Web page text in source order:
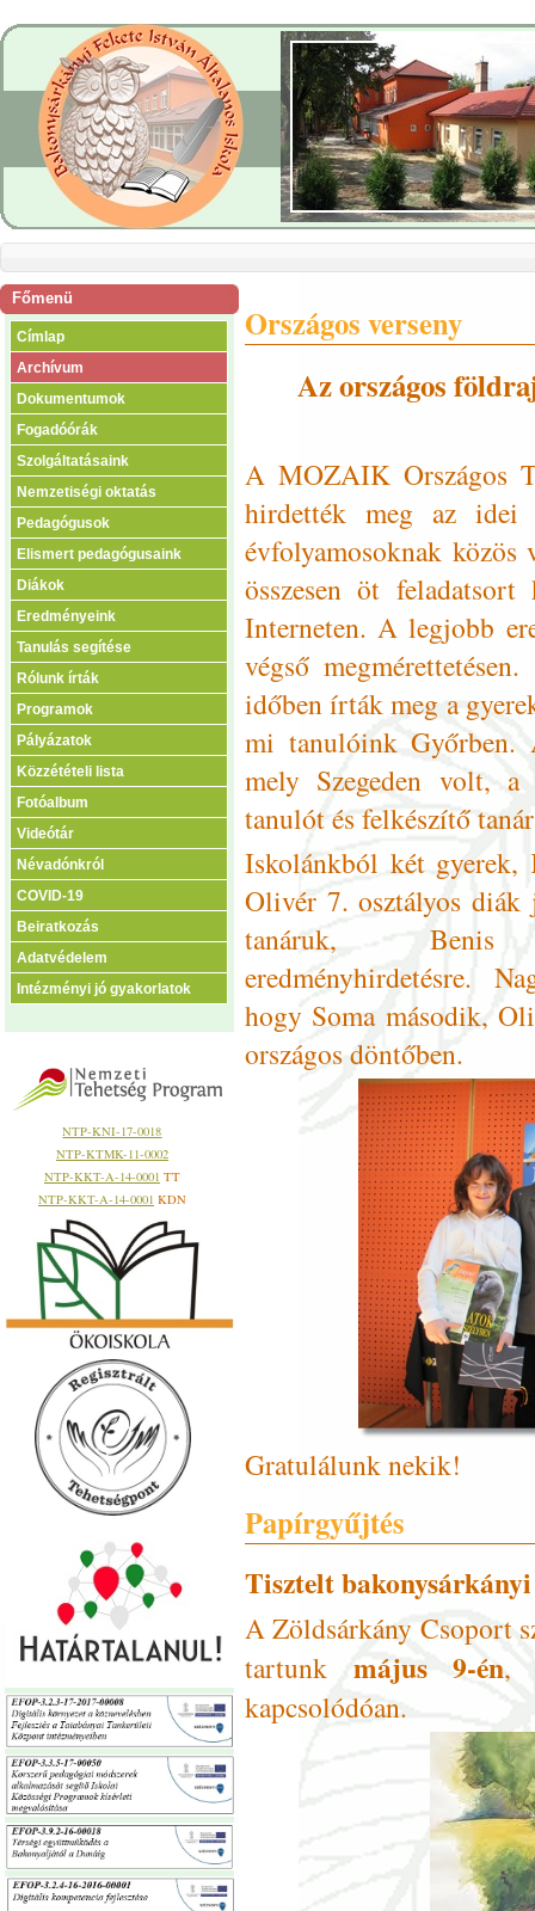
Főmenü
Címlap
Archívum
Dokumentumok
Fogadóórák
Szolgáltatásaink
Nemzetiségi oktatás
Pedagógusok
Elismert pedagógusaink
Diákok
Eredményeink
Tanulás segítése
Rólunk írták
Programok
Pályázatok
Közzétételi lista
Fotóalbum
Videótár
Névadónkról
COVID-19
Beiratkozás
Adatvédelem
Intézményi jó gyakorlatok
NTP-KNI-17-0018
NTP-KTMK-11-0002
NTP-KKT-A-14-0001 TT
NTP-KKT-A-14-0001 KDN
Országos verseny
Az országos
A MOZAIK Országos
hirdették meg az
évfolyamosoknak közös
összesen öt
Interneten. A legjobb
végső
időben írták meg a
mi tanulóink Győrben.
mely Szegeden volt, a
tanulót és felkészítő
Iskolánkból két gyerek,
Olivér 7. osztályos
tanáruk, Benis
eredményhirdetésre.
hogy Soma második,
országos döntőben.
Gratulálunk nekik!
Papírgyűjtés
Tisztelt
A Zöldsárkány Csoport
tartunk május 9-én,
kapcsolódóan.